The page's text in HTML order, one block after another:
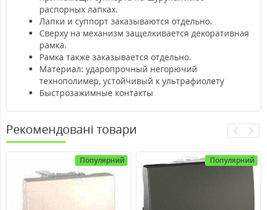
распорных лапках.
Лапки и суппорт заказываются отдельно.
Сверху на механизм защелкивается декоративная
рамка.
Рамка также заказывается отдельно.
Материал: ударопрочный негорючий
технополимер, устойчивый к ультрафиолету
Быстрозажимные контакты
Рекомендовані товари
Популярний Популярний